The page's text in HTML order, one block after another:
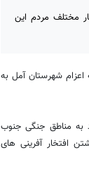
ناحیه آمل از اعزام دو هزار و 235نفر از اقشار مختلف مردم این
شهرستان آمل به
اما بیش از این تعداد به مناطق جنگی جنوب
افتخار آفرینی های